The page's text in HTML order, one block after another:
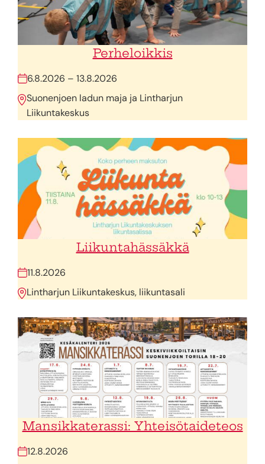
Perheloikkis
6.8.2026 – 13.8.2026
Suonenjoen ladun maja ja Lintharjun
Liikuntakeskus
Liikuntahässäkkä
11.8.2026
Lintharjun Liikuntakeskus, liikuntasali
Mansikkaterassi: Yhteisötaideteos
12.8.2026